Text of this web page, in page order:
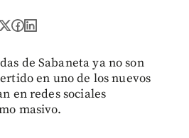
de Sabaneta ya no son
en uno de los nuevos
en redes sociales
masivo.